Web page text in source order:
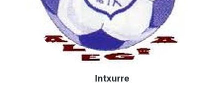
Intxurre